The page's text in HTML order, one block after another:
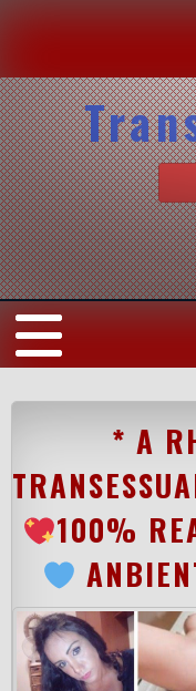
* A
100%